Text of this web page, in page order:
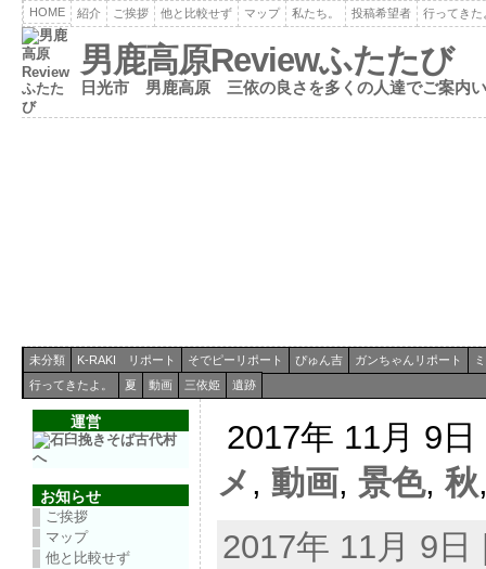
HOME 紹介 ご挨拶 他と比較せず マップ 私たち。 投稿希望者 行ってきた
男鹿高原Reviewふたたび
日光市 男鹿高原 三依の良さを多くの人達でご案内
未分類 K-RAKI リポート そでピーリポート ぴゅん吉 ガンちゃんリポート
行ってきたよ。
夏 動画 三依姫 遺跡
運営
お知らせ
ご挨拶
マップ
他と比較せず
2017年 11月 9
メ , 動画, 景色, 秋
2017年 11月 9